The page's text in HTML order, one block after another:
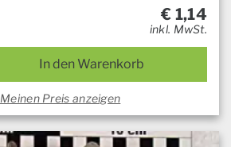
€ 1,14
inkl. MwSt.
In den Warenkorb
Meinen Preis anzeigen